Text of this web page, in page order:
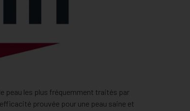
peau les plus fréquemment traités par
prouvée pour une peau saine et